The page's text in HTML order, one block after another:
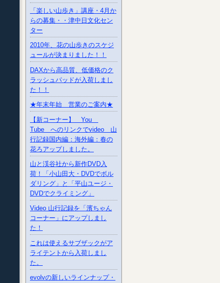
「楽しい山歩き」講座・4月か
らの募集・・津中日文化セン
ター
2010年、花の山歩きのスケジ
ュールが決まりました！！
DAXから高品質、低価格のク
ラッシュパッドが入荷しまし
た！！
★年末年始 営業のご案内★
【新コーナー】 You
Tube へのリンクでvideo 山
行記録国内編：海外編：春の
花ろアップしました。
山と渓谷社から新作DVD入
荷！「小山田大・DVDでボル
ダリング」と「平山ユージ・
DVDでクライミング」
Video 山行記録を「濱ちゃん
コーナー」にアップしまし
た！
これは使えるサブザックがア
ライテントから入荷しまし
た。
evolvの新しいラインナップ・